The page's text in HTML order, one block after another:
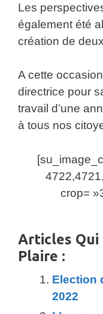
Les
également été
création de
A cette
directrice pour
travail d’une
à tous nos
crop=
Articles Qui
Plaire :
Election
2022